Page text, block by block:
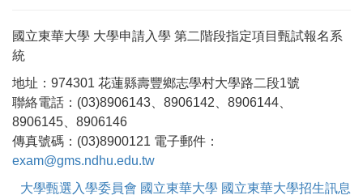
國立東華大學 大學申請入學 第二階段指定項目甄試報名系
統
地址：974301 花蓮縣壽豐鄉志學村大學路二段1號
聯絡電話：(03)8906143、8906142、8906144、
8906145、8906146
傳真號碼：(03)8900121 電子郵件：
exam@gms.ndhu.edu.tw
大學甄選入學委員會 國立東華大學 國立東華大學招生訊息